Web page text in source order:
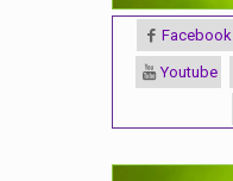
Facebook
Youtube